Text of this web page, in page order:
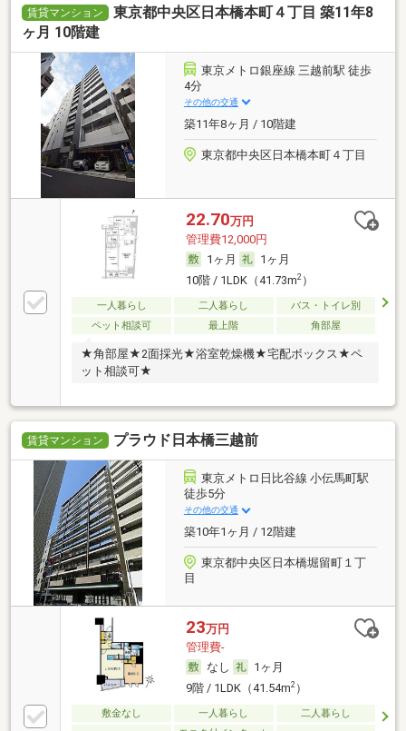
賃貸マンション
東京都中央区日本橋本町４丁目 築11年8
ヶ月 10階建
東京メトロ銀座線 三越前駅 徒歩
4分
その他の交通
築11年8ヶ月 / 10階建
東京都中央区日本橋本町４丁目
22.70万円
管理費12,000円
1ヶ月
1ヶ月
10階 / 1LDK（41.73m2）
一人暮らし 二人暮らし
バス・トイレ別
ペット相談可
最上階 角部屋
★角部屋★2面採光★浴室乾燥機★宅配ボックス★ペ
ット相談可★
賃貸マンション プラウド日本橋三越前
東京メトロ日比谷線 小伝馬町駅
徒歩5分
その他の交通
築10年1ヶ月 / 12階建
東京都中央区日本橋堀留町１丁
目
23万円
管理費-
なし
1ヶ月
9階 / 1LDK（41.54m2）
敷金なし 一人暮らし
二人暮らし